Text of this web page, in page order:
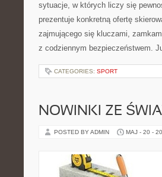
sytuacje, w których liczy się
prezentuje konkretną ofertę
zajmującego się kluczami,
z codziennym bezpieczeństwem.
CATEGORIES: SPORT
NOWINKI ZE
POSTED BY ADMIN MAJ - 20 -